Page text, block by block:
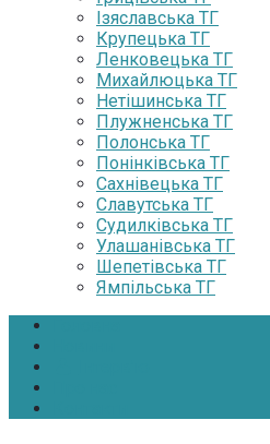
Ізяславська ТГ
Крупецька ТГ
Ленковецька ТГ
Михайлюцька ТГ
Нетішинська ТГ
Плужненська ТГ
Полонська ТГ
Понінківська ТГ
Сахнівецька ТГ
Славутська ТГ
Судилківська ТГ
Улашанівська ТГ
Шепетівська ТГ
Ямпільська ТГ